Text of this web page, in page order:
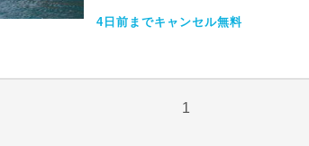
4日前までキャンセル無料
1